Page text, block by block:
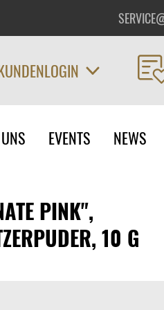
EVENTS NEWS
PINK",
10 G